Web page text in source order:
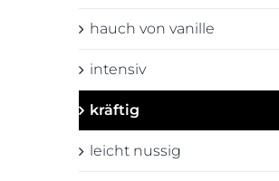
hauch von vanille
intensiv
kräftig
leicht nussig